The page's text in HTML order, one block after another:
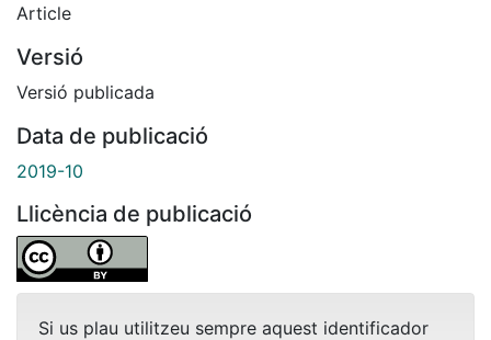
Article
Versió
Versió publicada
Data de publicació
2019-10
Llicència de publicació
Si us plau utilitzeu sempre aquest identificador